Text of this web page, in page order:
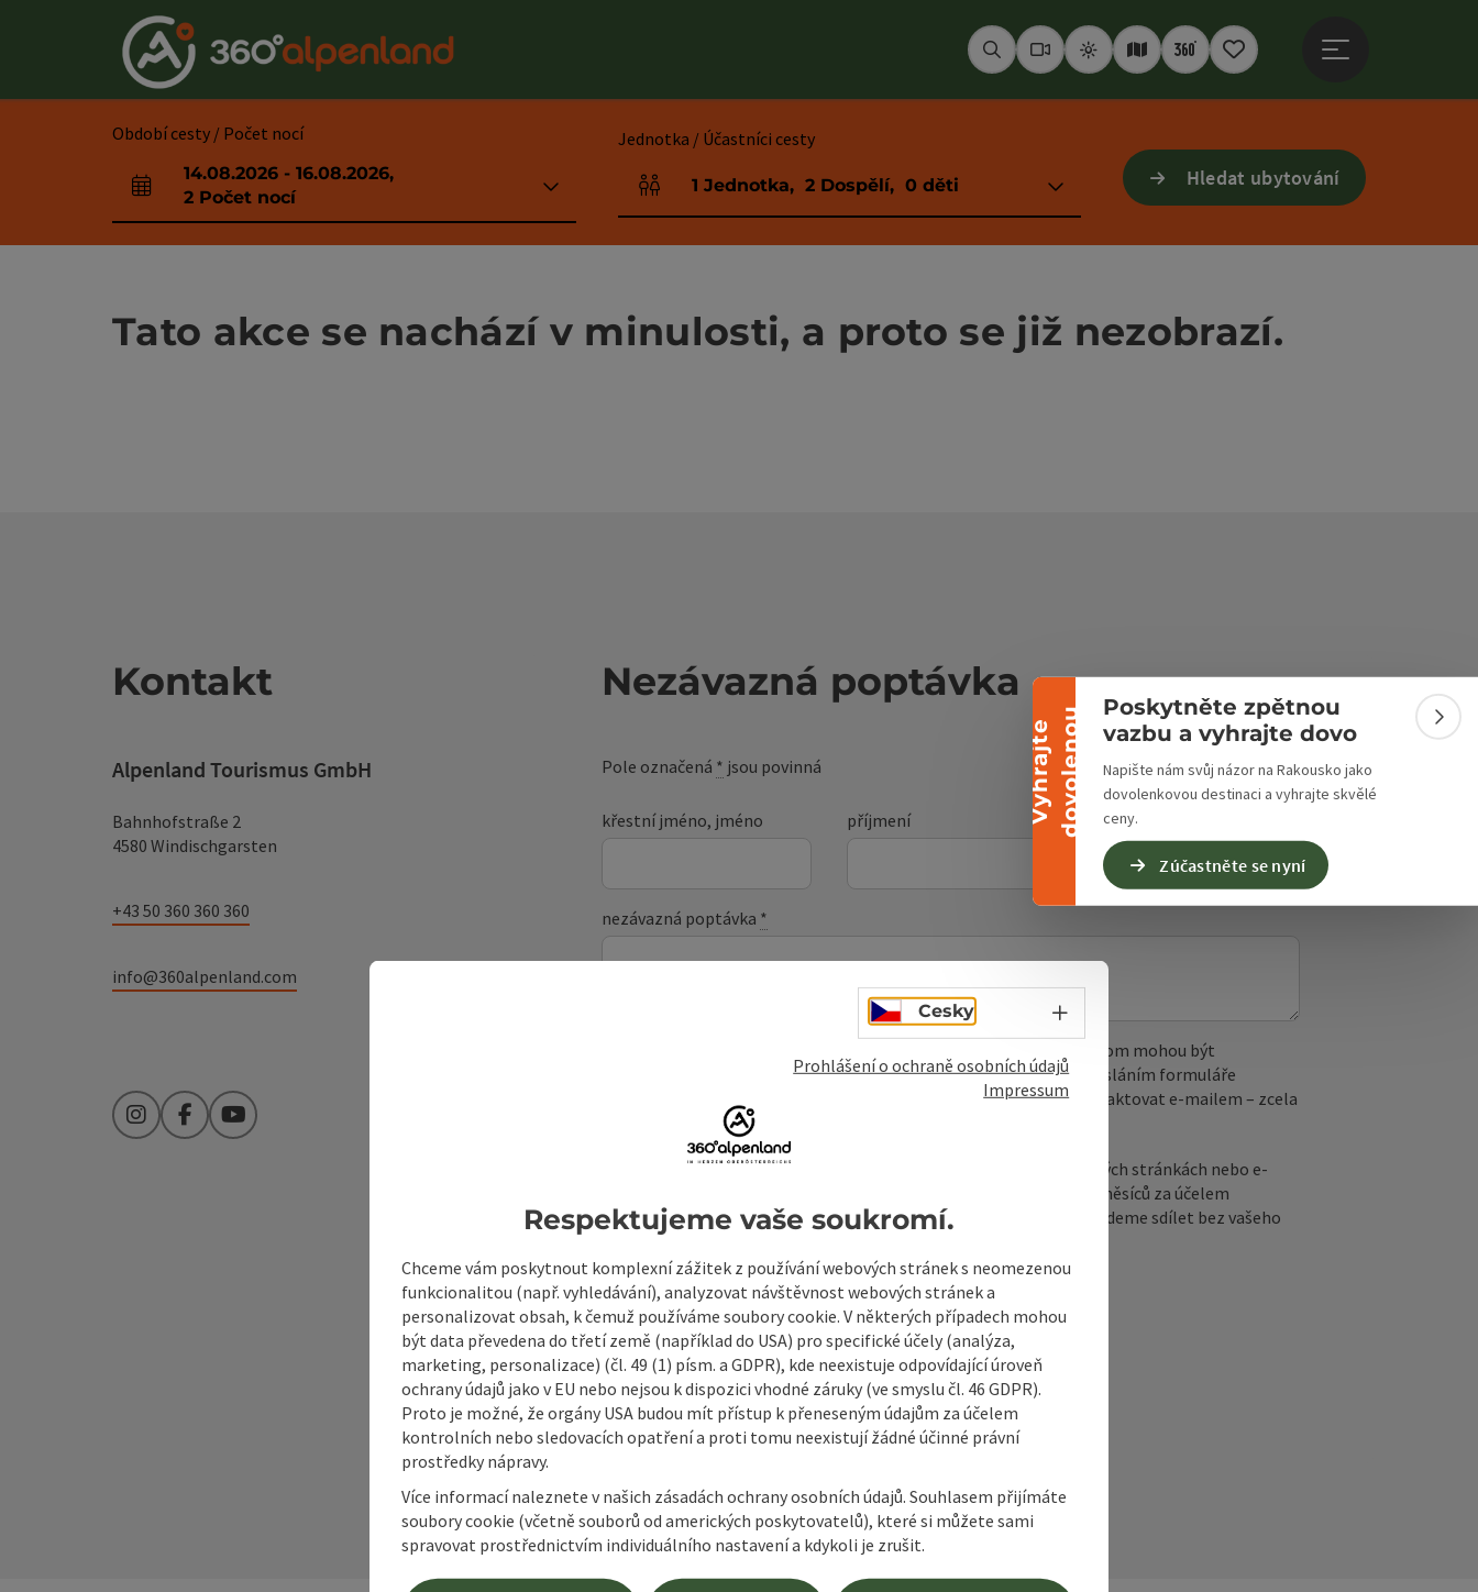
Accesskey
Accesskey
[1]
Začátek stránkyAccesskey
[2]
Accesskey
[3]
Accesskey
Accesskey
[5]
Pokyny k používání webové stránky
Úvodní stranaAccesskey
[7]
V
y
h
r
a
j
t
e
d
o
v
o
l
e
n
ou
Sbalit banner
Poskytněte zpětnou
vazbu a vyhrajte dovo
Napište nám svůj názor na Rakousko jako
dovolenkovou destinaci a vyhrajte skvělé
ceny.
Zúčastněte se nyní
HledatWebkamery
PočasíInteraktivní mapa
360° panoramata
Poznámkový blok
Období cesty / Počet nocí
Pole příjezdu a odjezdu
14.08.2026 - 16.08.2026,
2 Počet nocí
Jednotka / Účastníci cesty
Počet jednotek a polí pro osoby
1 Jednotka, 2 Dospělí, 0 děti Hledat ubytování
Tato akce se nachází v minulosti, a proto se již nezobrazí.
Kontakt
Alpenland Tourismus GmbH
Bahnhofstraße 2
4580 Windischgarsten
+43 50 360 360 360
info@360alpenland.com
InstagramFacebookYouTube
Nezávazná poptávka
Pole označená * jsou povinná
křestní jméno, jméno příjmení E-Mail
nezávazná poptávka *
Pro ochranu proti spamu je používán Google reCAPTCHA. Při tom mohou být
společnosti Google předána osobní data (např. IP adresa). Odesláním formuláře
přijímáte potřebné cookies. Případně nás můžete kdykoli kontaktovat e‑mailem – zcela
bez reCAPTCHA.
Když nás kontaktujete prostřednictvím formuláře na našich webových stránkách nebo e-
mailem, budou vámi poskytnuté údaje u nás uloženy po dobu šesti měsíců za účelem
zpracování vaší žádosti a pro případ dalších dotazů. Tyto údaje nebudeme sdílet bez vašeho
souhlasu.
Odkaz na zásady ochrany osobních údajů
Poslat
Cesky Volba jazyka - Otevřít menu
Prohlášení o ochraně osobních údajů
Impressum
Respektujeme vaše soukromí.
Chceme vám poskytnout komplexní zážitek z používání webových stránek s neomezenou
funkcionalitou (např. vyhledávání), analyzovat návštěvnost webových stránek a
personalizovat obsah, k čemuž používáme soubory cookie. V některých případech mohou
být data převedena do třetí země (například do USA) pro specifické účely (analýza,
marketing, personalizace) (čl. 49 (1) písm. a GDPR), kde neexistuje odpovídající úroveň
ochrany údajů jako v EU nebo nejsou k dispozici vhodné záruky (ve smyslu čl. 46 GDPR).
Proto je možné, že orgány USA budou mít přístup k přeneseným údajům za účelem
kontrolních nebo sledovacích opatření a proti tomu neexistují žádné účinné právní
prostředky nápravy.
Více informací naleznete v našich zásadách ochrany osobních údajů. Souhlasem přijímáte
soubory cookie (včetně souborů od amerických poskytovatelů), které si můžete sami
spravovat prostřednictvím individuálního nastavení a kdykoli je zrušit.